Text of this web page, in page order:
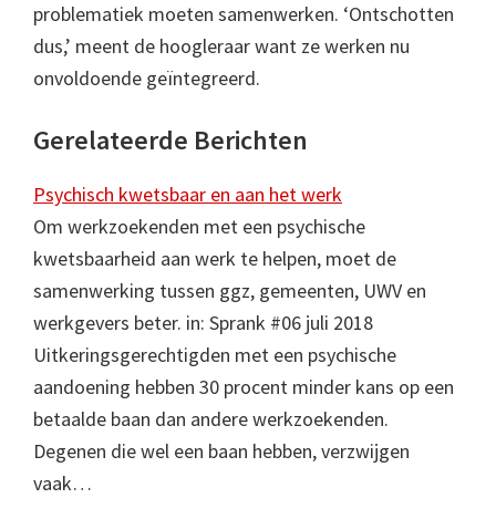
problematiek moeten samenwerken. ‘Ontschotten
dus,’ meent de hoogleraar want ze werken nu
onvoldoende geïntegreerd.
Gerelateerde Berichten
Psychisch kwetsbaar en aan het werk
Om werkzoekenden met een psychische
kwetsbaarheid aan werk te helpen, moet de
samenwerking tussen ggz, gemeenten, UWV en
werkgevers beter. in: Sprank #06 juli 2018
Uitkeringsgerechtigden met een psychische
aandoening hebben 30 procent minder kans op een
betaalde baan dan andere werkzoekenden.
Degenen die wel een baan hebben, verzwijgen
vaak…